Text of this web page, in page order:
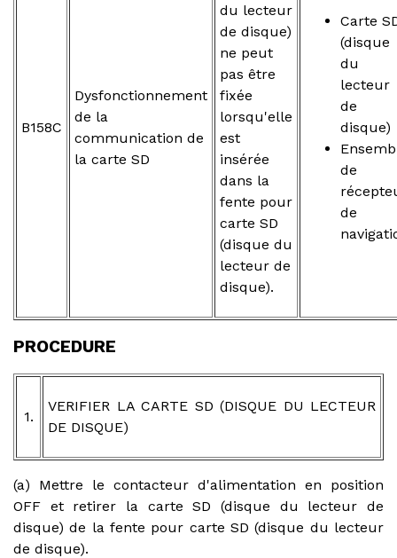
B158C
Dysfonctionnement
de la
communication de
la carte SD
du lecteur
de disque)
ne peut
pas être
fixée
lorsqu'elle
est
insérée
dans la
fente pour
carte SD
(disque du
lecteur de
disque).
Carte
(disque
du
lecteur
de
disque)
de
de
PROCEDURE
1.
VERIFIER LA CARTE SD (DISQUE DU LECTEUR
DE DISQUE)
(a) Mettre le contacteur d'alimentation en position
OFF et retirer la carte SD (disque du lecteur de
disque) de la fente pour carte SD (disque du lecteur
de disque).